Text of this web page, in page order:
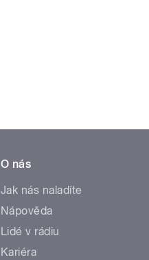
O nás
Jak nás naladíte
Nápověda
Lidé v rádiu
Kariéra